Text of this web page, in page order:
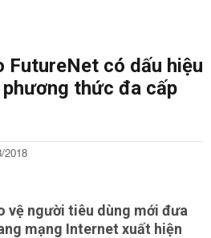
FutureNet có dấu hiệu
thức đa cấp
2018
vệ người tiêu dùng mới đưa
mạng Internet xuất hiện